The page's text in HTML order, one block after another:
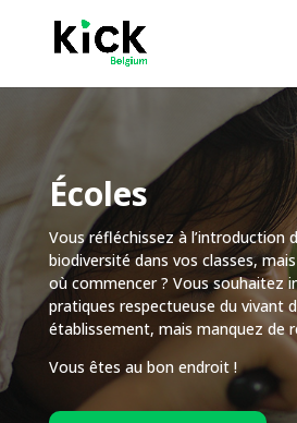
Écoles
Vous réfléchissez à l’introduction
biodiversité dans vos classes,
où commencer ? Vous souhaitez
pratiques respectueuse du vivant
établissement, mais manquez de
Vous êtes au bon endroit !